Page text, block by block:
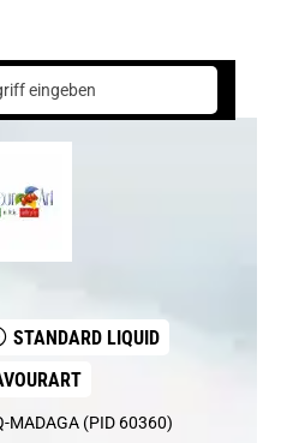
FlavourArt Madagascar Liquid
STANDARD LIQUID
MADAGA (PID 60360)